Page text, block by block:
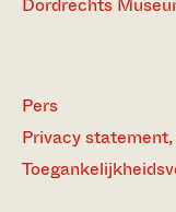
Dordrechts
Pers
Privacy